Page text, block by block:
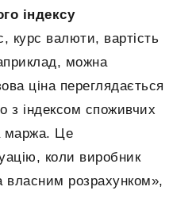
індексу
курс валюти, вартість
можна
ціна переглядається
з індексом споживчих
маржа. Це
коли виробник
власним розрахунком»,